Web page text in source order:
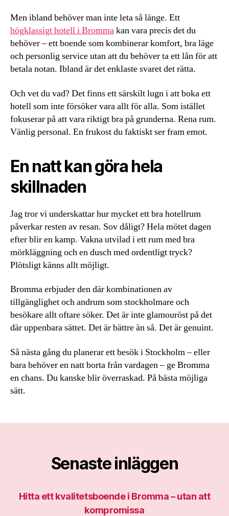
Men ibland behöver man inte leta så länge. Ett
högklassigt hotell i Brommakan vara precis det du
behöver – ett boende som kombinerar komfort, bra läge
och personlig service utan att du behöver ta ett lån för att
betala notan. Ibland är det enklaste svaret det rätta.
Och vet du vad? Det finns ett särskilt lugn i att boka ett
hotell som inte försöker vara allt för alla. Som istället
fokuserar på att vara riktigt bra på grunderna. Rena rum.
Vänlig personal. En frukost du faktiskt ser fram emot.
En natt kan göra hela
skillnaden
Jag tror vi underskattar hur mycket ett bra hotellrum
påverkar resten av resan. Sov dåligt? Hela mötet dagen
efter blir en kamp. Vakna utvilad i ett rum med bra
mörkläggning och en dusch med ordentligt tryck?
Plötsligt känns allt möjligt.
Bromma erbjuder den där kombinationen av
tillgänglighet och andrum som stockholmare och
besökare allt oftare söker. Det är inte glamouröst på det
där uppenbara sättet. Det är bättre än så. Det är genuint.
Så nästa gång du planerar ett besök i Stockholm – eller
bara behöver en natt borta från vardagen – ge Bromma
en chans. Du kanske blir överraskad. På bästa möjliga
sätt.
Senaste inläggen
Hitta ett kvalitetsboende i Bromma – utan att
kompromissa